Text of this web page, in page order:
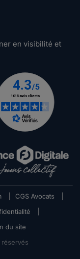
en visibilité et
CGS Avocats
du site